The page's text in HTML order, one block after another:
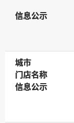
信息公示
信息公示
城市
城市
门店名称
门店名称
信息公示
信息公示